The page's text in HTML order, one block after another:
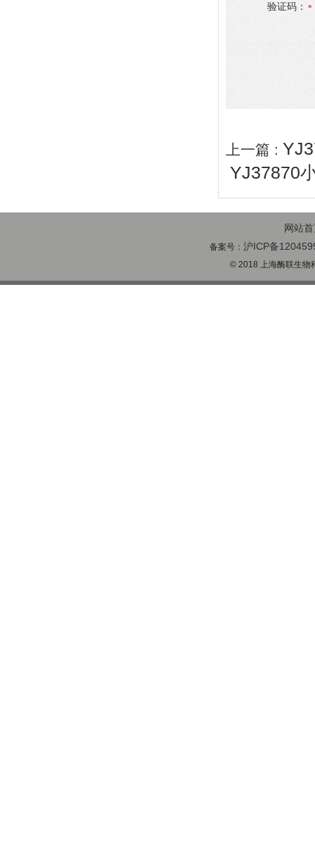
验证码：
上一篇 :
YJ37870
网站
备案号：沪ICP备
© 2018 上海酶联生物